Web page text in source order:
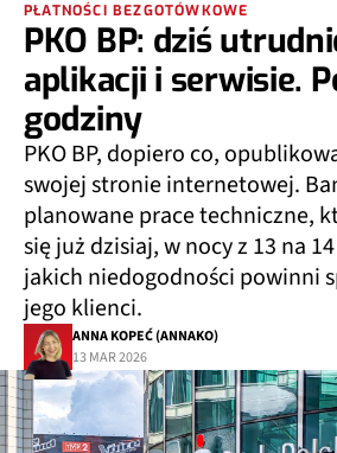
PŁATNOŚCI BEZGOTÓWKOWE
PKO BP: dziś
aplikacji i serwisie.
godziny
PKO BP, dopiero co,
swojej stronie internetowej.
planowane prace techniczne,
się już dzisiaj, w nocy z 13 na
jakich niedogodności powinni
jego klienci.
ANNA KOPEĆ (ANNAKO)
13 MAR 2026